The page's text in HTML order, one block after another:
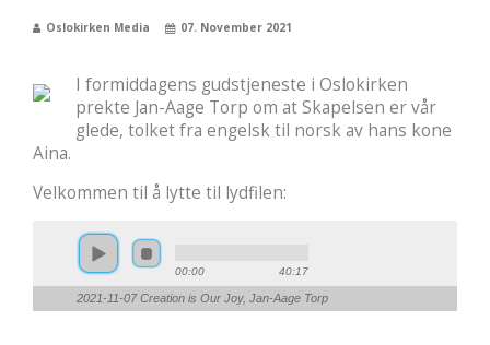
Oslokirken Media 07. November 2021
I formiddagens gudstjeneste i Oslokirken
prekte Jan-Aage Torp om at Skapelsen er vår
glede, tolket fra engelsk til norsk av hans kone
Aina.
Velkommen til å lytte til lydfilen:
00:00 40:17
2021-11-07 Creation is Our Joy, Jan-Aage Torp